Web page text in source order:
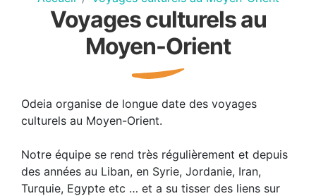
Voyages culturels au
Moyen-Orient
Odeia organise de longue date des voyages
culturels au Moyen-Orient.
Notre équipe se rend très régulièrement et depuis
des années au Liban, en Syrie, Jordanie, Iran,
Turquie, Egypte etc … et a su tisser des liens sur